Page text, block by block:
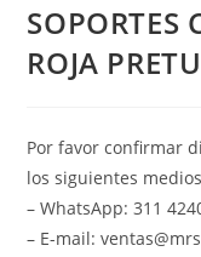
SOPORTES
ROJA
Por favor confirmar
los siguientes
– WhatsApp: 311
– E-mail: